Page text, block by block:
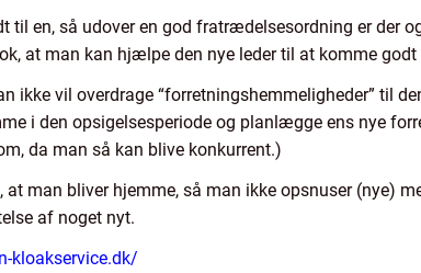
til en, så udover en god fratrædelsesordning er der
at man kan hjælpe den nye leder til at komme
ikke vil overdrage “forretningshemmeligheder” til
i den opsigelsesperiode og planlægge ens nye
da man så kan blive konkurrent.)
man bliver hjemme, så man ikke opsnuser (nye)
af noget nyt.
kloakservice.dk/